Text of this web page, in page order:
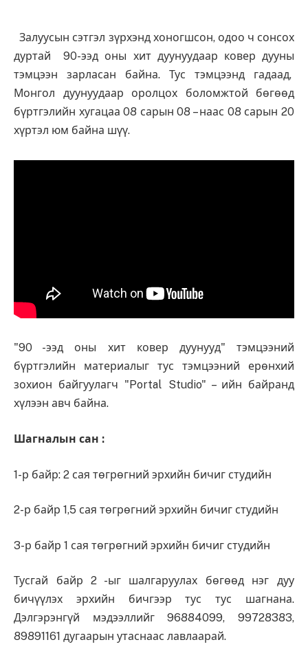
Залуусын сэтгэл зүрхэнд хоногшсон, одоо ч сонсох
дуртай 90-ээд оны хит дуунуудаар ковер дууны
тэмцээн зарласан байна. Тус тэмцээнд гадаад,
Монгол дуунуудаар оролцох боломжтой бөгөөд
бүртгэлийн хугацаа 08 сарын 08 – наас 08 сарын 20
хүртэл юм байна шүү.
"90 -ээд оны хит ковер дуунууд" тэмцээний
бүртгэлийн материалыг тус тэмцээний ерөнхий
зохион байгуулагч "Portal Studio" – ийн байранд
хүлээн авч байна.
Шагналын сан :
1-р байр: 2 сая төгрөгний эрхийн бичиг студийн
2-р байр 1,5 сая төгрөгний эрхийн бичиг студийн
3-р байр 1 сая төгрөгний эрхийн бичиг студийн
Тусгай байр 2 -ыг шалгаруулах бөгөөд нэг дуу
бичүүлэх эрхийн бичгээр тус тус шагнана.
Дэлгэрэнгүй мэдээллийг 96884099, 99728383,
89891161 дугаарын утаснаас лавлаарай.